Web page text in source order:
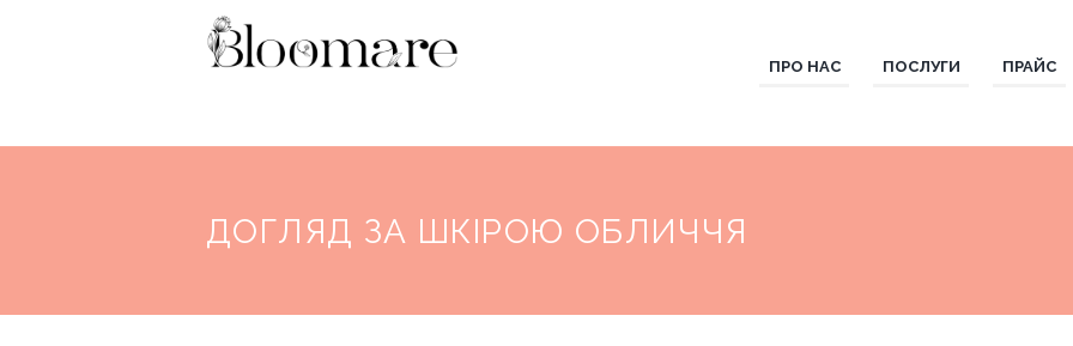
ПРО НАС ПОСЛУГИ ПРАЙС
ДОГЛЯД ЗА ШКІРОЮ ОБЛИЧЧЯ